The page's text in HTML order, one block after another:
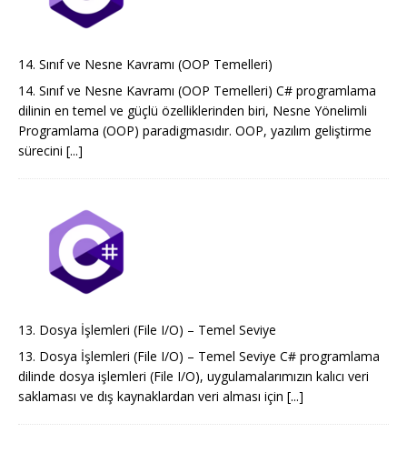
14. Sınıf ve Nesne Kavramı (OOP Temelleri)
14. Sınıf ve Nesne Kavramı (OOP Temelleri) C# programlama
dilinin en temel ve güçlü özelliklerinden biri, Nesne Yönelimli
Programlama (OOP) paradigmasıdır. OOP, yazılım geliştirme
sürecini [...]
13. Dosya İşlemleri (File I/O) – Temel Seviye
13. Dosya İşlemleri (File I/O) – Temel Seviye C# programlama
dilinde dosya işlemleri (File I/O), uygulamalarımızın kalıcı veri
saklaması ve dış kaynaklardan veri alması için [...]